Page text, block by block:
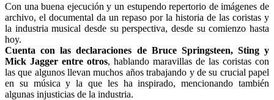
Con una buena ejecución y un estupendo repertorio de imágenes de
archivo, el documental da un repaso por la historia de las coristas y
la industria musical desde su perspectiva, desde su comienzo hasta
hoy.
Cuenta con las declaraciones de Bruce Springsteen, Sting y
Mick Jagger entre otros, hablando maravillas de las coristas con
las que algunos llevan muchos años trabajando y de su crucial papel
en su música y la que les ha inspirado, mencionando también
algunas injusticias de la industria.